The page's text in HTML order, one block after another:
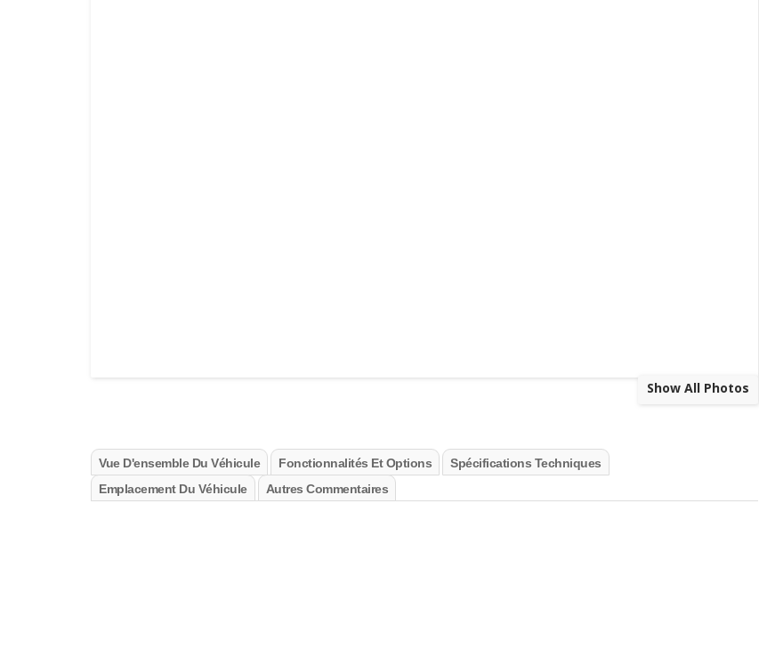
Show All Photos
Vue D'ensemble Du Véhicule Fonctionnalités Et Options
Spécifications Techniques
Emplacement Du Véhicule
Autres Commentaires